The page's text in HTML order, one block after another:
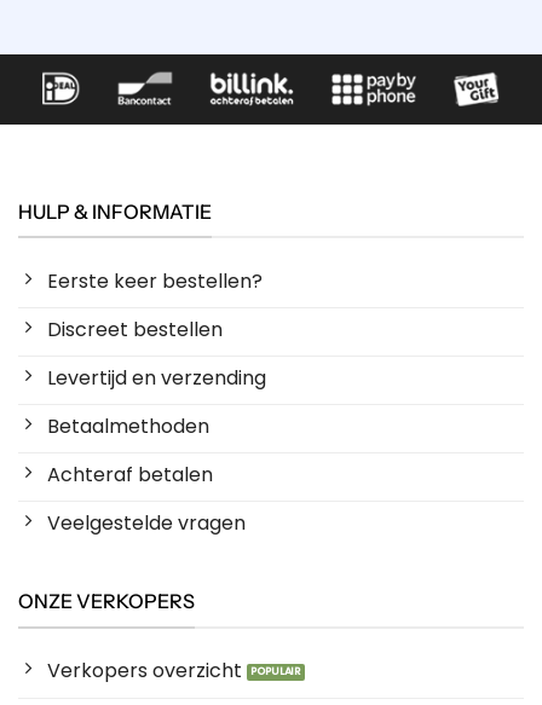
HULP & INFORMATIE
Eerste keer bestellen?
Discreet bestellen
Levertijd en verzending
Betaalmethoden
Achteraf betalen
Veelgestelde vragen
ONZE VERKOPERS
Verkopers overzicht